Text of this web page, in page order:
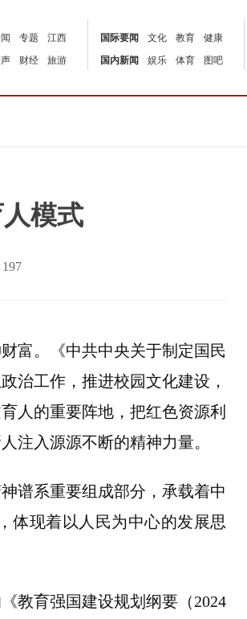
专题
江西
财经 旅游
国际要闻 文化 教育
健康
国内新闻
娱乐 体育 图吧
模式
197
富。《中共中央关于制定国民
治工作，推进校园文化建设，
人的重要阵地，把红色资源利
注入源源不断的精神力量。
谱系重要组成部分，承载着中
体现着以人民为中心的发展思
教育强国建设规划纲要（2024